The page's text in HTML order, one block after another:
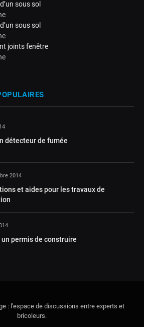
sous sol
sous sol
joints fenêtre
détecteur de fumée
2014
et aides pour les travaux de
permis de construire
: l'espace de discussions entre experts et
bricoleurs.